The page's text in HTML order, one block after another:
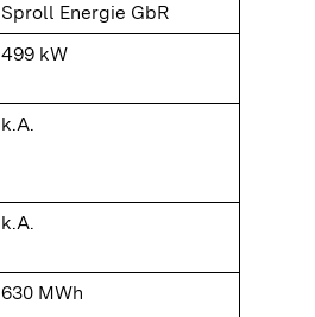
Sproll Energie GbR
499 kW
k.A.
k.A.
630 MWh